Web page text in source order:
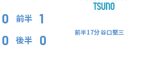
0 前半 1
前半17分 谷口堅三
0 後半 0